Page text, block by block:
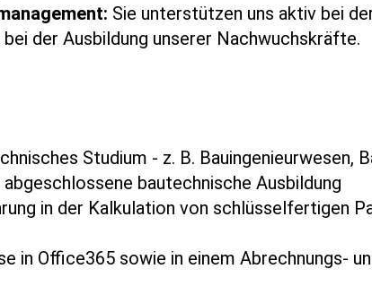
Sie unterstützen uns aktiv bei
der Ausbildung unserer Nachwuchskräfte.
Studium - z. B. Bauingenieurwesen,
bautechnische Ausbildung
in der Kalkulation von schlüsselfertigen
in Office365 sowie in einem Abrechnungs-